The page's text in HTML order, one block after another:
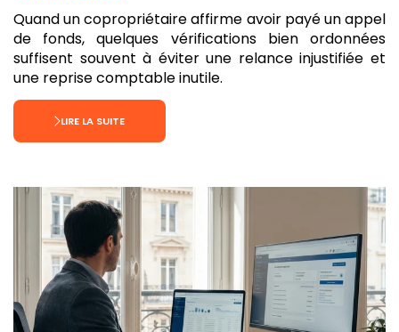
Quand un copropriétaire affirme avoir payé un appel
de fonds, quelques vérifications bien ordonnées
suffisent souvent à éviter une relance injustifiée et
une reprise comptable inutile.
LIRE LA SUITE